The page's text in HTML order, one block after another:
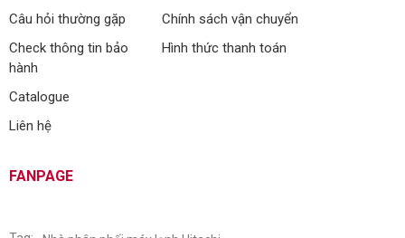
Câu hỏi thường gặp
Check thông tin bảo
hành
Catalogue
Liên hệ
Chính sách vận chuyển
Hình thức thanh toán
FANPAGE